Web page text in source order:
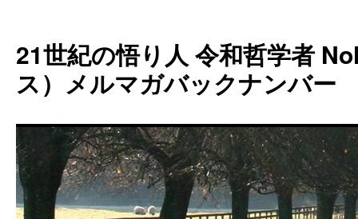
テ
ン
ツ
へ
キ
ッ
プ
21世紀の悟り人 令和哲学者
ス）メルマガバックナンバー